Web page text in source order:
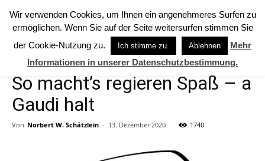
Start Freigeist (sapere aude)
Freigeist (sapere aude)
So macht’s regieren Spaß – a
Gaudi halt
Von Norbert W. Schätzlein - 13. Dezember 2020 1740
Wir verwenden Cookies, um Ihnen ein angenehmeres Surfen zu
ermöglichen. Wenn Sie auf der Seite weitersurfen stimmen Sie
der Cookie-Nutzung zu.
Ich stimme zu. Ablehnen
Mehr
Informationen in unserer Datenschutzbestimmung.